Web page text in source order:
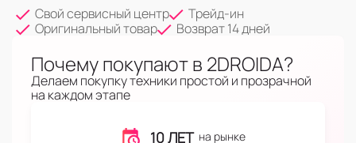
Свой сервисный центр
Трейд-ин
Оригинальный товар
Возврат 14 дней
Почему покупают в 2DROIDA?
Делаем покупку техники простой и прозрачной
на каждом этапе
10 ЛЕТ на рынке